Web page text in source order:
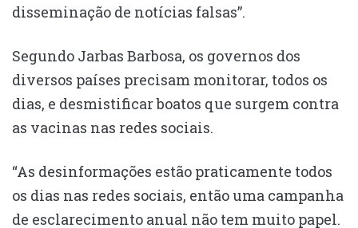
disseminação de notícias falsas”.
Segundo Jarbas Barbosa, os governos dos
diversos países precisam monitorar, todos os
dias, e desmistificar boatos que surgem contra
as vacinas nas redes sociais.
“As desinformações estão praticamente todos
os dias nas redes sociais, então uma campanha
de esclarecimento anual não tem muito papel.